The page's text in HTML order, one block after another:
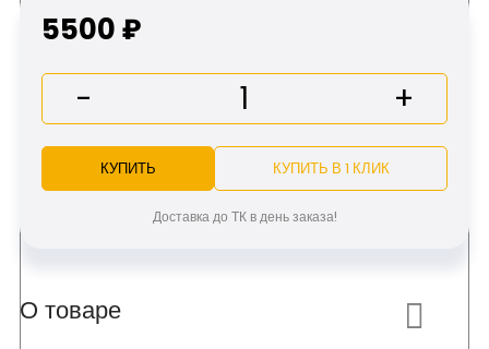
О товаре
5500 ₽
- +
КУПИТЬ КУПИТЬ В 1 КЛИК
Доставка до ТК в день заказа!